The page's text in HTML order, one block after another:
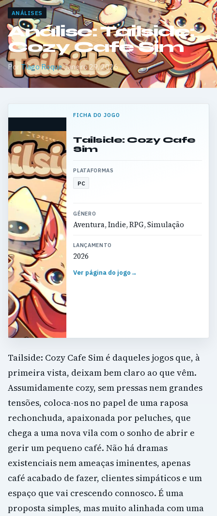
ANÁLISES
Análise: Tailside:
Cozy Cafe Sim
Por Tiago Roque·Janeiro 29, 2026
FICHA DO JOGO
Tailside: Cozy Cafe
Sim
PLATAFORMAS
PC
GÉNERO
Aventura, Indie, RPG, Simulação
LANÇAMENTO
2026
Ver página do jogo→
Tailside: Cozy Cafe Sim é daqueles jogos que, à
primeira vista, deixam bem claro ao que vêm.
Assumidamente cozy, sem pressas nem grandes
tensões, coloca-nos no papel de uma raposa
rechonchuda, apaixonada por peluches, que
chega a uma nova vila com o sonho de abrir e
gerir um pequeno café. Não há dramas
existenciais nem ameaças iminentes, apenas
café acabado de fazer, clientes simpáticos e um
espaço que vai crescendo connosco. É uma
proposta simples, mas muito alinhada com uma